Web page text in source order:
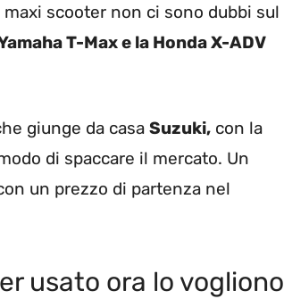
scooter non ci sono dubbi sul
T-Max e la Honda X-ADV
giunge da casa Suzuki, con la
di spaccare il mercato. Un
un prezzo di partenza nel
usato ora lo vogliono